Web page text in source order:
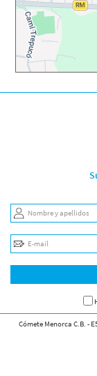
Nombre y apellidos
E-mail
Cómete Menorca C.B. -